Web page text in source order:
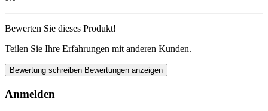
Bewerten Sie dieses Produkt!
Teilen Sie Ihre Erfahrungen mit anderen Kunden.
Bewertung schreiben Bewertungen anzeigen
Anmelden